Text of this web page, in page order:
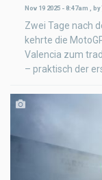
Nov 19 2025 - 8:47am , by
Zwei Tage nach
kehrte die
Valencia zum
– praktisch der